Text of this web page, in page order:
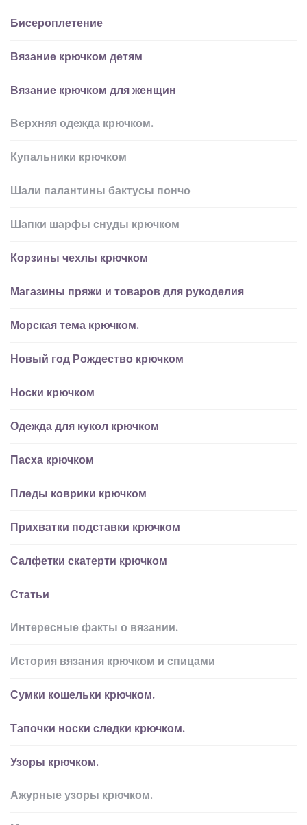
Бисероплетение
Вязание крючком детям
Вязание крючком для женщин
Верхняя одежда крючком.
Купальники крючком
Шали палантины бактусы пончо
Шапки шарфы снуды крючком
Корзины чехлы крючком
Магазины пряжи и товаров для рукоделия
Морская тема крючком.
Новый год Рождество крючком
Носки крючком
Одежда для кукол крючком
Пасха крючком
Пледы коврики крючком
Прихватки подставки крючком
Салфетки скатерти крючком
Статьи
Интересные факты о вязании.
История вязания крючком и спицами
Сумки кошельки крючком.
Тапочки носки следки крючком.
Узоры крючком.
Ажурные узоры крючком.